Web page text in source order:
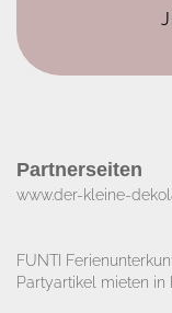
Partnerseiten
www.der-kleine-
FUNTI
Partyartikel mieten in